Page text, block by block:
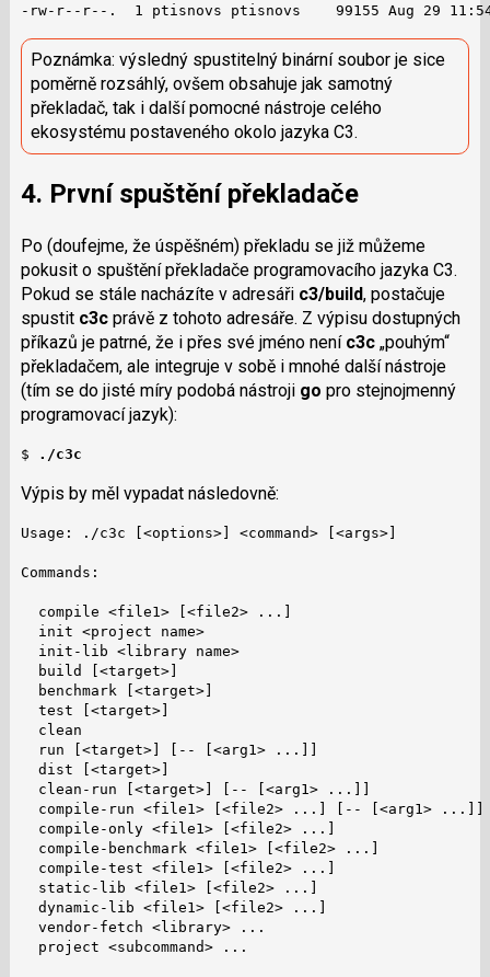
-rw-r--r--.  1 ptisnovs ptisnovs    99155 Aug 29
Poznámka: výsledný spustitelný binární soubor je sice
poměrně rozsáhlý, ovšem obsahuje jak samotný
překladač, tak i další pomocné nástroje celého
ekosystému postaveného okolo jazyka C3.
4. První spuštění překladače
Po (doufejme, že úspěšném) překladu se již můžeme
pokusit o spuštění překladače programovacího jazyka C3.
Pokud se stále nacházíte v adresáři c3/build, postačuje
spustit c3cprávě z tohoto adresáře. Z výpisu dostupných
příkazů je patrné, že i přes své jméno není c3c„pouhým“
překladačem, ale integruje v sobě i mnohé další nástroje
(tím se do jisté míry podobá nástroji go pro stejnojmenný
programovací jazyk):
$ ./c3c
Výpis by měl vypadat následovně:
Usage: ./c3c [<options>] <command> [<args>]
Commands:
compile <file1> [<file2> ...]
init <project name>
init-lib <library name>
build [<target>]
benchmark [<target>]
test [<target>]
clean
run [<target>] [-- [<arg1> ...]]
dist [<target>]
clean-run [<target>] [-- [<arg1> ...]]
compile-run <file1> [<file2> ...] [-- [<arg1>
compile-only <file1> [<file2> ...]
compile-benchmark <file1> [<file2> ...]
compile-test <file1> [<file2> ...]
static-lib <file1> [<file2> ...]
dynamic-lib <file1> [<file2> ...]
vendor-fetch <library> ...
project <subcommand> ...